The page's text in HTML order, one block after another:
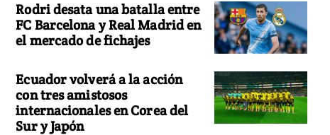
Rodri desata una batalla entre
FC Barcelona y Real Madrid en
el mercado de fichajes
Ecuador volverá a la acción
con tres amistosos
internacionales en Corea del
Sur y Japón